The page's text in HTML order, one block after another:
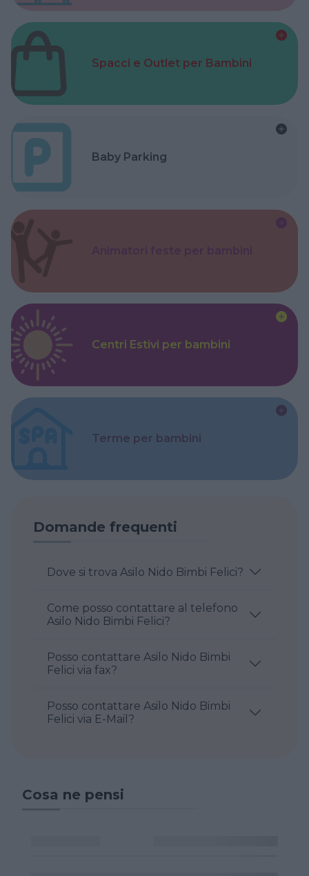
Spacci e Outlet per Bambini
Baby Parking
Centri Estivi per bambini
Terme per bambini
Domande frequenti
Dove si trova Asilo Nido Bimbi Felici?
Come posso contattare al telefono
Asilo Nido Bimbi Felici?
Posso contattare Asilo Nido Bimbi
Felici via fax?
Posso contattare Asilo Nido Bimbi
Felici via E-Mail?
Cosa ne pensi